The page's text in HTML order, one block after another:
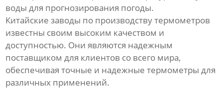
воды для прогнозирования погоды.
Китайские заводы по производству термометров
известны своим высоким качеством и
доступностью. Они являются надежным
поставщиком для клиентов со всего мира,
обеспечивая точные и надежные термометры для
различных применений.